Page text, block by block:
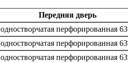
Передняя дверь
одностворчатая перфорированная
одностворчатая перфорированная
одностворчатая перфорированная